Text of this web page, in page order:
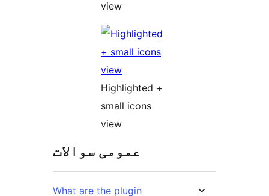
view
Highlighted +
small icons
view
عمومی سوالات
What are the plugin